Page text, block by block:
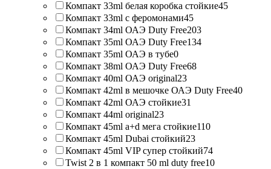
Компакт 33ml белая коробка стойкие45
Компакт 33ml с феромонами45
Компакт 34ml ОАЭ Duty Free203
Компакт 35ml ОАЭ Duty Free134
Компакт 35ml ОАЭ в тубе0
Компакт 38ml ОАЭ Duty Free68
Компакт 40ml ОАЭ original23
Компакт 42ml в мешочке ОАЭ Duty Free40
Компакт 42ml ОАЭ стойкие31
Компакт 44ml original23
Компакт 45ml a+d мега стойкие110
Компакт 45ml Dubai стойкий23
Компакт 45ml VIP супер стойкий74
Twist 2 в 1 компакт 50 ml duty free10